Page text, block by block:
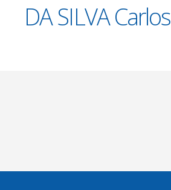
DA SILVA Carlos